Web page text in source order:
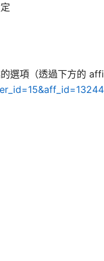
選項（透過下方的